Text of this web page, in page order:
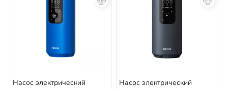
Насос электрический
Насос электрический